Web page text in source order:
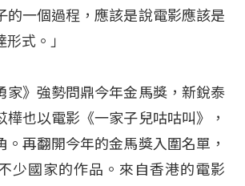
的一個過程，應該是說電影應該是
式。」
家》強勢問鼎今年金馬獎，新銳泰
樺也以電影《一家子兒咕咕叫》，
。再翻開今年的金馬獎入圍名單，
少國家的作品。來自香港的電影